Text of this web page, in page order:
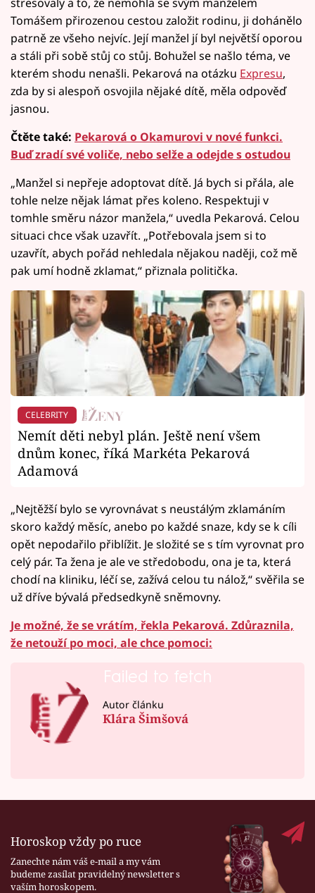
Tomášem přirozenou cestou založit rodinu, ji dohánělo
patrně ze všeho nejvíc. Její manžel jí byl největší oporou
a stáli při sobě stůj co stůj. Bohužel se našlo téma, ve
kterém shodu nenašli. Pekarová na otázku Expresu,
zda by si alespoň osvojila nějaké dítě, měla odpověď
jasnou.
Čtěte také: Pekarová o Okamurovi v nové funkci.
Buď zradí své voliče, nebo selže a odejde s ostudou
„Manžel si nepřeje adoptovat dítě. Já bych si přála, ale
tohle nelze nějak lámat přes koleno. Respektuji v
tomhle směru názor manžela,“ uvedla Pekarová. Celou
situaci chce však uzavřít. „Potřebovala jsem si to
uzavřít, abych pořád nehledala nějakou naději, což mě
pak umí hodně zklamat,“ přiznala politička.
CELEBRITY
Nemít děti nebyl plán. Ještě není všem
dnům konec, říká Markéta Pekarová
Adamová
„Nejtěžší bylo se vyrovnávat s neustálým zklamáním
skoro každý měsíc, anebo po každé snaze, kdy se k cíli
opět nepodařilo přiblížit. Je složité se s tím vyrovnat pro
celý pár. Ta žena je ale ve středobodu, ona je ta, která
chodí na kliniku, léčí se, zažívá celou tu nálož,“ svěřila se
už dříve bývalá předsedkyně sněmovny.
Je možné, že se vrátím, řekla Pekarová. Zdůraznila,
že netouží po moci, ale chce pomoci:
Failed to fetch
Autor článku
Klára Šimšová
Horoskop vždy po ruce
Zanechte nám váš e-mail a my vám
budeme zasílat pravidelný newsletter s
vaším horoskopem.